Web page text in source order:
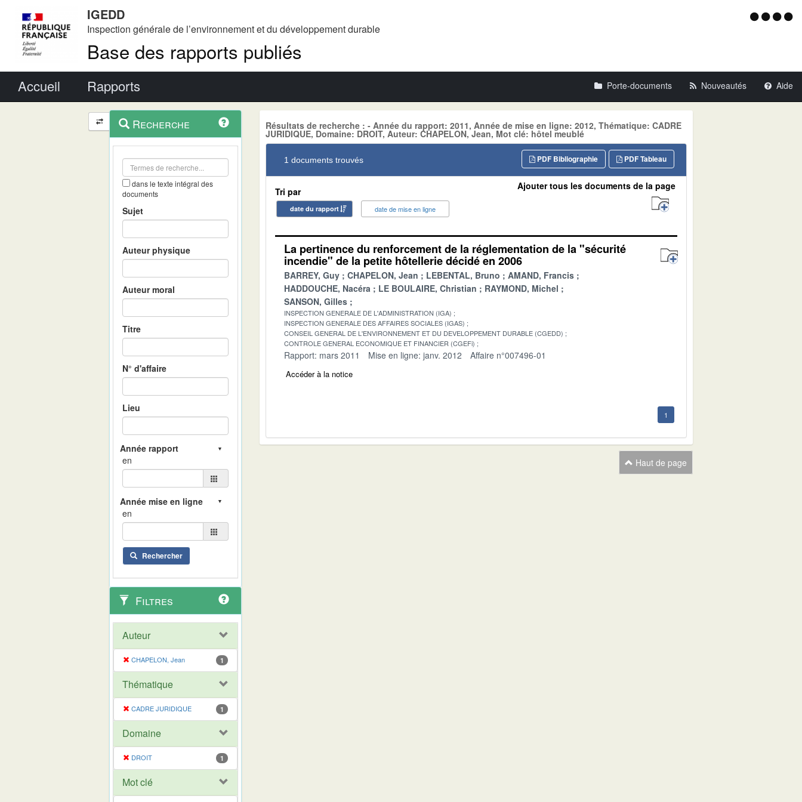
IGEDD
Inspection générale de l’environnement et du développement durable
Base des rapports publiés
Menu
Accueil Rapports Porte-documents Nouveautés Aide
Navigation
et
outils
contextuel
Recherche
dans le texte intégral des
documents
Sujet
Auteur physique
Auteur moral
Titre
N° d'affaire
Lieu
en
en
Rechercher
Filtres
Auteur
CHAPELON, Jean 1
Thématique
CADRE JURIDIQUE 1
Domaine
DROIT 1
Mot clé
Résultats de recherche : - Année du rapport: 2011, Année de mise en ligne: 2012, Thématique: CADRE
JURIDIQUE, Domaine: DROIT, Auteur: CHAPELON, Jean, Mot clé: hôtel meublé
1 documents trouvés PDF Tableau
PDF Bibliographie
Tri par
date du rapport date de mise en ligne
Ajouter tous les documents de la page
La pertinence du renforcement de la réglementation de la "sécurité
incendie" de la petite hôtellerie décidé en 2006
BARREY, Guy CHAPELON, Jean LEBENTAL, Bruno
AMAND, Francis
HADDOUCHE, Nacéra
LE BOULAIRE, Christian
RAYMOND, Michel
SANSON, Gilles
INSPECTION GENERALE DE L'ADMINISTRATION (IGA)
INSPECTION GENERALE DES AFFAIRES SOCIALES (IGAS)
CONSEIL GENERAL DE L'ENVIRONNEMENT ET DU DEVELOPPEMENT DURABLE (CGEDD)
CONTROLE GENERAL ECONOMIQUE ET FINANCIER (CGEFi)
Rapport: mars 2011 Mise en ligne: janv. 2012 Affaire n°007496-01
Accéder à la notice
1
Haut de page